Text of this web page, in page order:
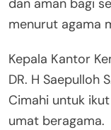
menurut agama
Kepala Kantor
DR. H Saepulloh
Cimahi untuk
umat beragama.